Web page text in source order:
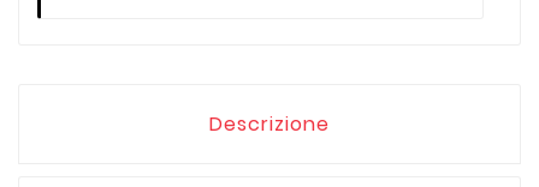
Descrizione